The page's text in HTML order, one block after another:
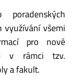
využívání všemi
pro nové
v rámci tzv.
a fakult.